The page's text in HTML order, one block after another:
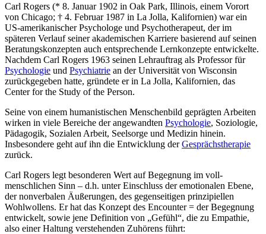
Carl Rogers (* 8. Januar 1902 in Oak Park, Illinois, einem Vorort
von Chicago; † 4. Februar 1987 in La Jolla, Kalifornien) war ein
US-amerikanischer Psychologe und Psychotherapeut, der im
späteren Verlauf seiner akademischen Karriere basierend auf seinen
Beratungskonzepten auch entsprechende Lernkonzepte entwickelte.
Nachdem Carl Rogers 1963 seinen Lehrauftrag als Professor für
Psychologie und Psychiatrie an der Universität von Wisconsin
zurückgegeben hatte, gründete er in La Jolla, Kalifornien, das
Center for the Study of the Person.
Seine von einem humanistischen Menschenbild geprägten Arbeiten
wirken in viele Bereiche der angewandten Psychologie, Soziologie,
Pädagogik, Sozialen Arbeit, Seelsorge und Medizin hinein.
Insbesondere geht auf ihn die Entwicklung derGesprächstherapie
zurück.
Carl Rogers legt besonderen Wert auf Begegnung im voll-
menschlichen Sinn – d.h. unter Einschluss der emotionalen Ebene,
der nonverbalen Äußerungen, des gegenseitigen prinzipiellen
Wohlwollens. Er hat das Konzept des Encounter = der Begegnung
entwickelt, sowie jene Definition von „Gefühl“, die zu Empathie,
also einer Haltung verstehenden Zuhörens führt: